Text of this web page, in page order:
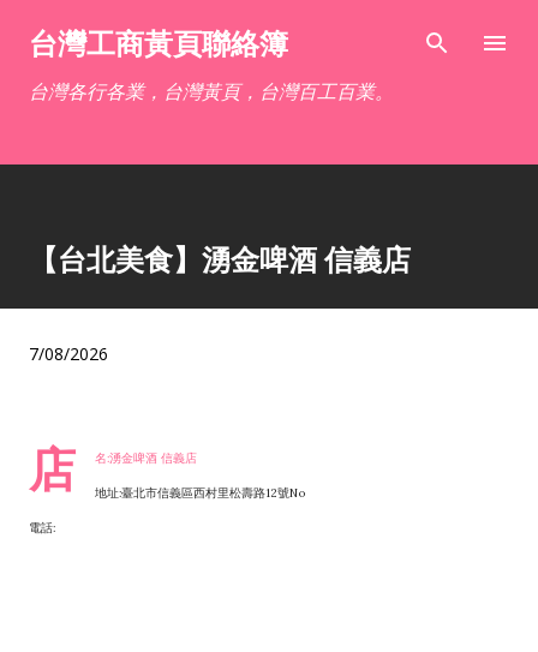
跳到主要內容
台灣工商黃頁聯絡簿
台灣各行各業，台灣黃頁，台灣百工百業。
【台北美食】湧金啤酒 信義店
7/08/2026
店 名:湧金啤酒 信義店
地址:臺北市信義區西村里松壽路12號No
電話: